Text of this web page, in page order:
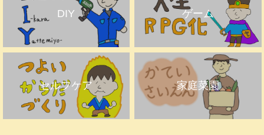
DIY ゲーム
セルフケア 家庭菜園